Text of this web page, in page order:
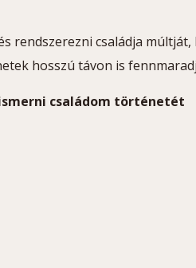
rendszerezni családja múltját,
hosszú távon is
családom történetét